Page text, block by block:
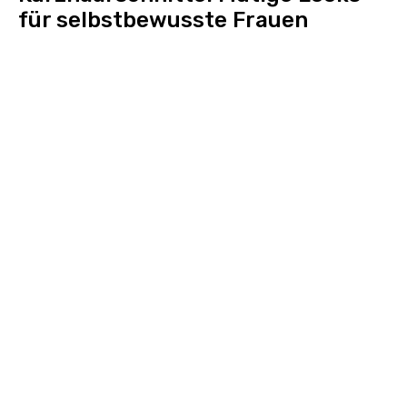
für selbstbewusste Frauen